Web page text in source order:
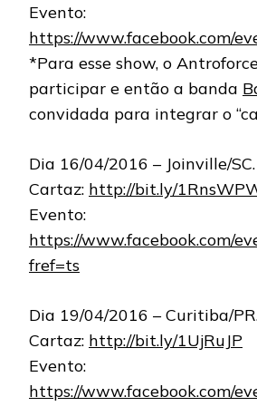
Evento:
https://www.facebook.com/
*Para esse show, o
participar e então a banda
convidada para integrar o
Dia 16/04/2016 – Joinville/SC.
Cartaz: http://bit.ly/
Evento:
https://www.facebook.com/
fref=ts
Dia 19/04/2016 – Curitiba/
Cartaz: http://bit.ly/1UjRuJP
Evento:
https://www.facebook.com/